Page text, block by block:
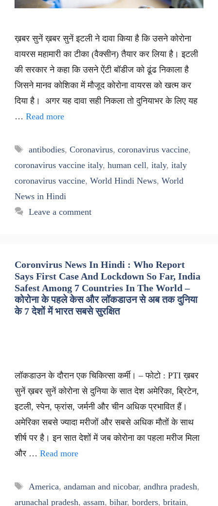
ख़बर सुनें ख़बर सुनें इटली ने दावा किया है कि उसने कोरोना
वायरस महामारी का टीका (वैक्सीन) तैयार कर लिया है। इटली
की सरकार ने कहा कि उसने ऐंटी बॉडीज को ढूंढ निकाला है
जिसने मानव कोशिका में मौजूद कोरोना वायरस को खत्म कर
दिया है। अगर यह दावा सही निकला तो दुनियाभर के लिए यह
… Read more
Tags
antibodies, Coronavirus, coronavirus vaccine,
coronavirus vaccine italy, human cell, italy, italy
coronavirus vaccine, World Hindi News, World
News in Hindi
Leave a comment
Coronvirus News In Hindi : Who Report
Says First Case And Lockdown So Far, India
Safest Among 7 Countries In The World –
कोरोना के पहले केस और लॉकडाउन से अब तक दुनिया
के 7 देशों में भारत सबसे सुरक्षित
लॉकडाउन के दौरान एक चिकित्सा कर्मी। – फोटो : PTI ख़बर
सुनें ख़बर सुनें कोरोना से दुनिया के सात देश अमेरिका, ब्रिटेन,
इटली, स्पेन, फ्रांस, जर्मनी और चीन अधिक प्रभावित हैं।
अमेरिका सबसे ज्यादा मरीजों और सबसे अधिक मौतों के साथ
शीर्ष पर है। इन सात देशों में जब कोरोना का पहला मरीज मिला
और … Read more
Tags
America, andaman and nicobar, andhra pradesh,
arunachal pradesh, assam, bihar, borders, britain,